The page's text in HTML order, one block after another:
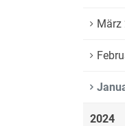
März
2024